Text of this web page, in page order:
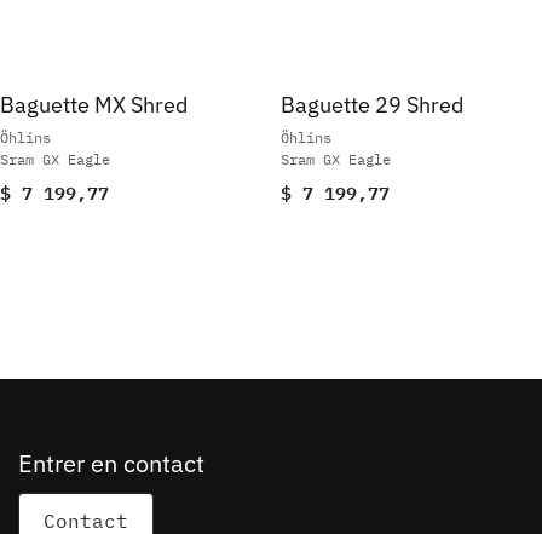
Baguette MX Shred
Öhlins
Sram GX Eagle
$ 7 199,77
Baguette 29 Shred
Öhlins
Sram GX Eagle
$ 7 199,77
Entrer en contact
Cont​act